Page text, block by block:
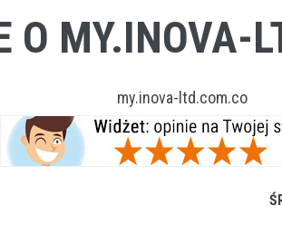
O MY.INOVA-
my.inova-ltd.com.co